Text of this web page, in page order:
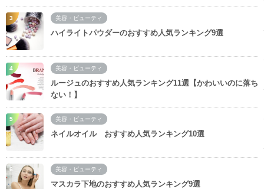
美容・ビューティ
ハイライトパウダーのおすすめ人気ランキング9選
美容・ビューティ
ルージュのおすすめ人気ランキング11選【かわいいのに落ち
ない！】
美容・ビューティ
ネイルオイル おすすめ人気ランキング10選
美容・ビューティ
マスカラ下地のおすすめ人気ランキング9選